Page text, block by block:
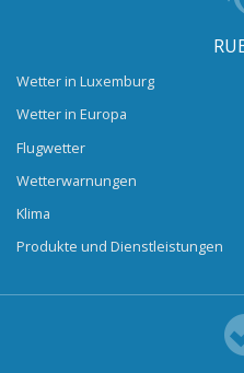
Wetter in Luxemburg
Wetter in Europa
Flugwetter
Wetterwarnungen
Klima
Produkte und Dienstleistungen